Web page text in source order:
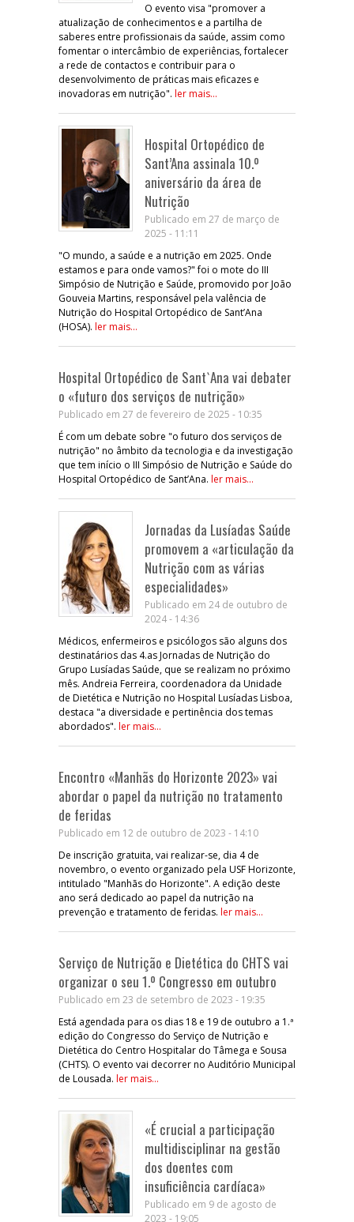
O evento visa "promover a
atualização de conhecimentos e a partilha de
saberes entre profissionais da saúde, assim como
fomentar o intercâmbio de experiências, fortalecer
a rede de contactos e contribuir para o
desenvolvimento de práticas mais eficazes e
inovadoras em nutrição". ler mais...
Hospital Ortopédico de
Sant’Ana assinala 10.º
aniversário da área de
Nutrição
Publicado em 27 de março de
2025 - 11:11
"O mundo, a saúde e a nutrição em 2025. Onde
estamos e para onde vamos?" foi o mote do III
Simpósio de Nutrição e Saúde, promovido por João
Gouveia Martins, responsável pela valência de
Nutrição do Hospital Ortopédico de Sant’Ana
(HOSA). ler mais...
Hospital Ortopédico de Sant`Ana vai debater
o «futuro dos serviços de nutrição»
Publicado em 27 de fevereiro de 2025 - 10:35
É com um debate sobre "o futuro dos serviços de
nutrição" no âmbito da tecnologia e da investigação
que tem início o III Simpósio de Nutrição e Saúde do
Hospital Ortopédico de Sant’Ana. ler mais...
Jornadas da Lusíadas Saúde
promovem a «articulação da
Nutrição com as várias
especialidades»
Publicado em 24 de outubro de
2024 - 14:36
Médicos, enfermeiros e psicólogos são alguns dos
destinatários das 4.as Jornadas de Nutrição do
Grupo Lusíadas Saúde, que se realizam no próximo
mês. Andreia Ferreira, coordenadora da Unidade
de Dietética e Nutrição no Hospital Lusíadas Lisboa,
destaca "a diversidade e pertinência dos temas
abordados". ler mais...
Encontro «Manhãs do Horizonte 2023» vai
abordar o papel da nutrição no tratamento
de feridas
Publicado em 12 de outubro de 2023 - 14:10
De inscrição gratuita, vai realizar-se, dia 4 de
novembro, o evento organizado pela USF Horizonte,
intitulado "Manhãs do Horizonte". A edição deste
ano será dedicado ao papel da nutrição na
prevenção e tratamento de feridas. ler mais...
Serviço de Nutrição e Dietética do CHTS vai
organizar o seu 1.º Congresso em outubro
Publicado em 23 de setembro de 2023 - 19:35
Está agendada para os dias 18 e 19 de outubro a 1.ª
edição do Congresso do Serviço de Nutrição e
Dietética do Centro Hospitalar do Tâmega e Sousa
(CHTS). O evento vai decorrer no Auditório Municipal
de Lousada. ler mais...
«É crucial a participação
multidisciplinar na gestão
dos doentes com
insuficiência cardíaca»
Publicado em 9 de agosto de
2023 - 19:05